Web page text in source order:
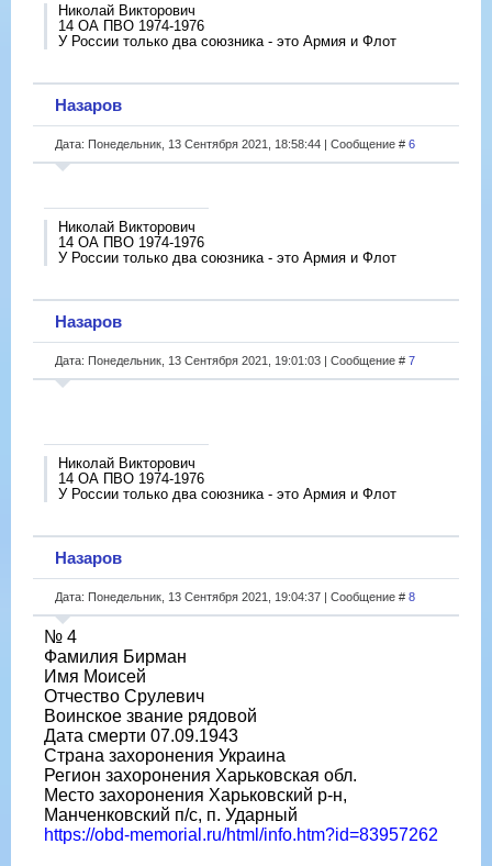
Николай Викторович
14 ОА ПВО 1974-1976
У России только два союзника - это Армия и Флот
Назаров
Дата: Понедельник, 13 Сентября 2021, 18:58:44 | Сообщение # 6
Николай Викторович
14 ОА ПВО 1974-1976
У России только два союзника - это Армия и Флот
Назаров
Дата: Понедельник, 13 Сентября 2021, 19:01:03 | Сообщение # 7
Николай Викторович
14 ОА ПВО 1974-1976
У России только два союзника - это Армия и Флот
Назаров
Дата: Понедельник, 13 Сентября 2021, 19:04:37 | Сообщение # 8
№ 4
Фамилия Бирман
Имя Моисей
Отчество Срулевич
Воинское звание рядовой
Дата смерти 07.09.1943
Страна захоронения Украина
Регион захоронения Харьковская обл.
Место захоронения Харьковский р-н,
Манченковский п/с, п. Ударный
https://obd-memorial.ru/html/info.htm?id=83957262